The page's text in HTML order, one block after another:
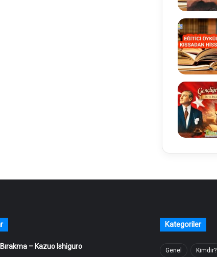
– Kazuo Ishiguro
Kategoriler
Genel Kimdir?